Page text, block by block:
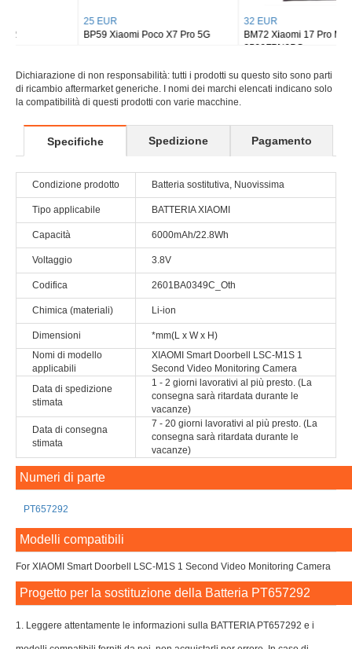
BP59 Xiaomi Poco X7 Pro 5G
BM72 Xiaomi 17 Pro Max
Dichiarazione di non responsabilità: tutti i prodotti su questo sito sono parti
di ricambio aftermarket generiche. I nomi dei marchi elencati indicano solo
la compatibilità di questi prodotti con varie macchine.
Specifiche Spedizione Pagamento
Condizione prodotto Batteria sostitutiva, Nuovissima
Tipo applicabile BATTERIA XIAOMI
Capacità 6000mAh/22.8Wh
Voltaggio 3.8V
Codifica 2601BA0349C_Oth
Chimica (materiali) Li-ion
Dimensioni
*mm(L x W x H)
Nomi di modello
applicabili
XIAOMI Smart Doorbell LSC-M1S 1
Second Video Monitoring Camera
Data di spedizione
stimata
1 - 2 giorni lavorativi al più presto. (La
consegna sarà ritardata durante le
vacanze)
Data di consegna
stimata
7 - 20 giorni lavorativi al più presto. (La
consegna sarà ritardata durante le
vacanze)
Numeri di parte
PT657292
Modelli compatibili
For XIAOMI Smart Doorbell LSC-M1S 1 Second Video Monitoring Camera
Progetto per la sostituzione della Batteria PT657292
1. Leggere attentamente le informazioni sulla BATTERIA PT657292 e i